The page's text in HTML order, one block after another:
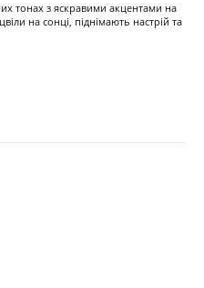
тонах з яскравими акцентами на
на сонці, піднімають настрій та